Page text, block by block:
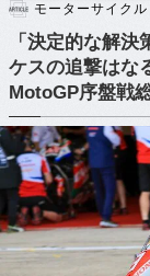
モーターサイク
「決定的な解
ケスの追撃はな
MotoGP序盤戦